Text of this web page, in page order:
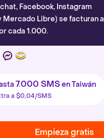
Facebook, Instagram
Mercado Libre) se facturan a
cada 1.000.
7.000 SMSen Taiwán
a $0,04/SMS
Empieza gratis